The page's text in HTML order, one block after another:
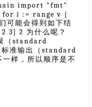
import "fmt"
i := range v {
能会得到如下结
3] 2 为什么呢？
（standard
准输出（standard
样，所以顺序是不